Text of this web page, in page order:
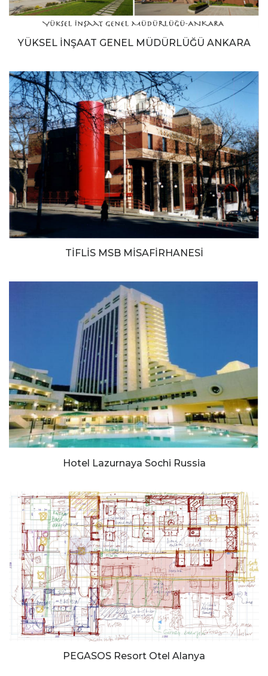
YÜKSEL İNŞAAT GENEL MÜDÜRLÜĞÜ ANKARA
TİFLİS MSB MİSAFİRHANESİ
Hotel Lazurnaya Sochi Russia
PEGASOS Resort Otel Alanya